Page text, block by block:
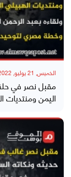
الخميس, 21 يوليو, 2022
اليمن ومنتديات